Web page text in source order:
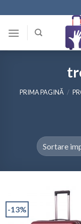
to
content
PRIMA PAGINĂ /
-13%